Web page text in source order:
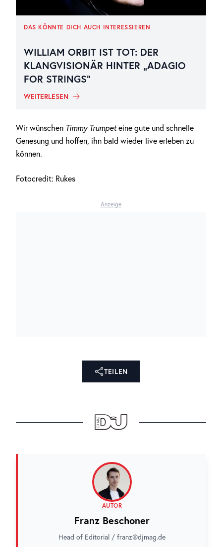
DAS KÖNNTE DICH AUCH INTERESSIEREN
WILLIAM ORBIT IST TOT: DER
KLANGVISIONÄR HINTER „ADAGIO
FOR STRINGS“
WEITERLESEN
Wir wünschen Timmy Trumpeteine gute und schnelle
Genesung und hoffen, ihn bald wieder live erleben zu
können.
Fotocredit: Rukes
Anzeige
TEILEN
AUTOR
Franz Beschoner
Head of Editorial / franz@djmag.de